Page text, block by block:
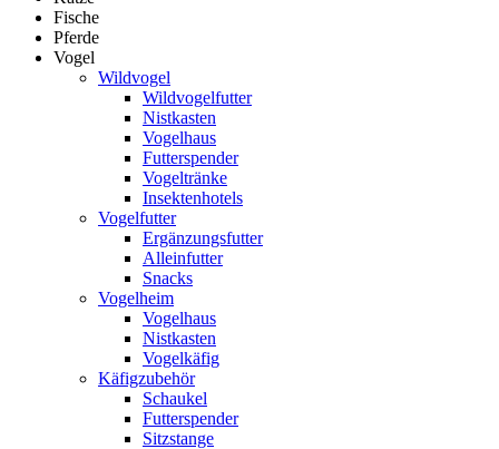
Fische
Pferde
Vogel
Wildvogel
Wildvogelfutter
Nistkasten
Vogelhaus
Futterspender
Vogeltränke
Insektenhotels
Vogelfutter
Ergänzungsfutter
Alleinfutter
Snacks
Vogelheim
Vogelhaus
Nistkasten
Vogelkäfig
Käfigzubehör
Schaukel
Futterspender
Sitzstange